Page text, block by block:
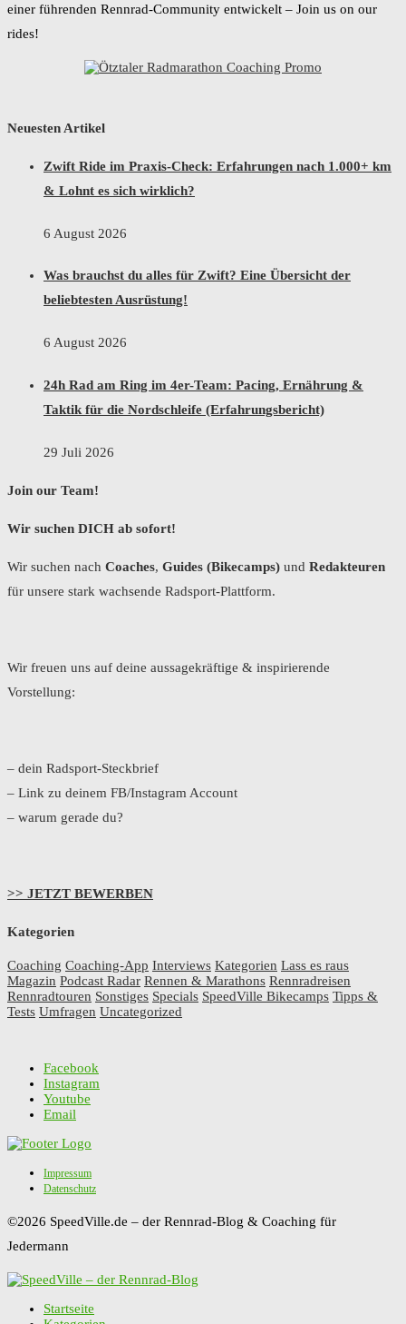
einer führenden Rennrad-Community entwickelt – Join us on our
rides!
Neuesten Artikel
Zwift Ride im Praxis-Check: Erfahrungen nach 1.000+ km
& Lohnt es sich wirklich?
6 August 2026
Was brauchst du alles für Zwift? Eine Übersicht der
beliebtesten Ausrüstung!
6 August 2026
24h Rad am Ring im 4er-Team: Pacing, Ernährung &
Taktik für die Nordschleife (Erfahrungsbericht)
29 Juli 2026
Join our Team!
Wir suchen DICH ab sofort!
Wir suchen nach Coaches, Guides (Bikecamps) und Redakteuren
für unsere stark wachsende Radsport-Plattform.
Wir freuen uns auf deine aussagekräftige & inspirierende
Vorstellung:
– dein Radsport-Steckbrief
– Link zu deinem FB/Instagram Account
– warum gerade du?
>> JETZT BEWERBEN
Kategorien
Coaching Coaching-App Interviews Kategorien Lass es raus
Magazin Podcast Radar Rennen & Marathons Rennradreisen
Rennradtouren Sonstiges Specials SpeedVille Bikecamps Tipps &
Tests Umfragen Uncategorized
Facebook
Instagram
Youtube
Email
Impressum
Datenschutz
©2026 SpeedVille.de – der Rennrad-Blog & Coaching für
Jedermann
Startseite